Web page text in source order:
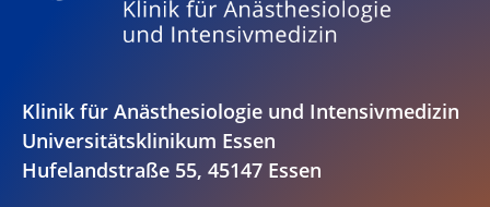
Klinik für Anästhesiologie und Intensivmedizin
Universitätsklinikum Essen
Hufelandstraße 55, 45147 Essen